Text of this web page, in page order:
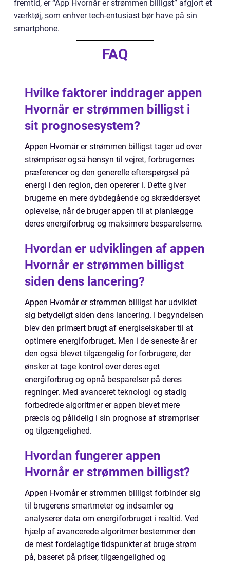
fremtid, er “App Hvornår er strømmen billigst” afgjort et
værktøj, som enhver tech-entusiast bør have på sin
smartphone.
FAQ
Hvilke faktorer inddrager appen
Hvornår er strømmen billigst i
sit prognosesystem?
Appen Hvornår er strømmen billigst tager ud over
strømpriser også hensyn til vejret, forbrugernes
præferencer og den generelle efterspørgsel på
energi i den region, den opererer i. Dette giver
brugerne en mere dybdegående og skræddersyet
oplevelse, når de bruger appen til at planlægge
deres energiforbrug og maksimere besparelserne.
Hvordan er udviklingen af appen
Hvornår er strømmen billigst
siden dens lancering?
Appen Hvornår er strømmen billigst har udviklet
sig betydeligt siden dens lancering. I begyndelsen
blev den primært brugt af energiselskaber til at
optimere energiforbruget. Men i de seneste år er
den også blevet tilgængelig for forbrugere, der
ønsker at tage kontrol over deres eget
energiforbrug og opnå besparelser på deres
regninger. Med avanceret teknologi og stadig
forbedrede algoritmer er appen blevet mere
præcis og pålidelig i sin prognose af strømpriser
og tilgængelighed.
Hvordan fungerer appen
Hvornår er strømmen billigst?
Appen Hvornår er strømmen billigst forbinder sig
til brugerens smartmeter og indsamler og
analyserer data om energiforbruget i realtid. Ved
hjælp af avancerede algoritmer bestemmer den
de mest fordelagtige tidspunkter at bruge strøm
på, baseret på priser, tilgængelighed og